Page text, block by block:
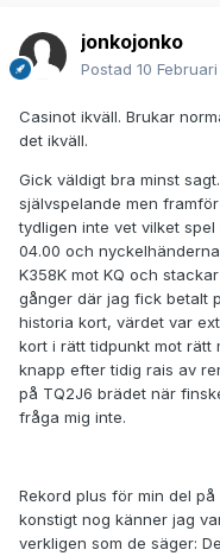
jonkojonko
Postad 10
Casinot ikväll. Brukar
det ikväll.
Gick väldigt bra minst
självspelande men
tydligen inte vet vilket
04.00 och
K358K mot KQ och
gånger där jag fick betalt
historia kort, värdet var
kort i rätt tidpunkt mot rätt
knapp efter tidig rais av
på TQ2J6 brädet när
fråga mig inte.
Rekord plus för min del på
konstigt nog känner jag
verkligen som de säger: